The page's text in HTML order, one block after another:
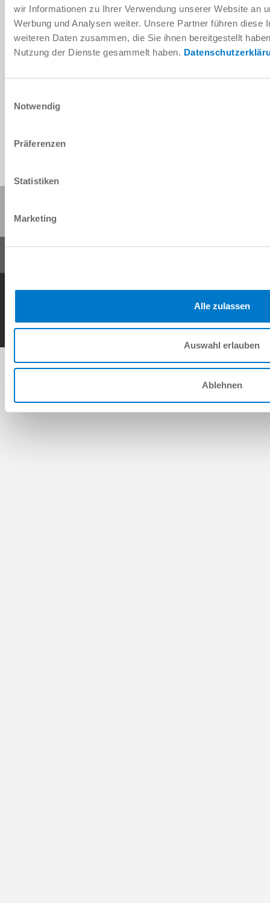
wir Informationen zu Ihrer Verwendung unserer Website an
Werbung und Analysen weiter. Unsere Partner führen diese
weiteren Daten zusammen, die Sie ihnen bereitgestellt
Nutzung der Dienste gesammelt haben.
Notwendig
Präferenzen
Statistiken
Marketing
Alle zulassen
Auswahl erlauben
Ablehnen
Download
Download CAD data